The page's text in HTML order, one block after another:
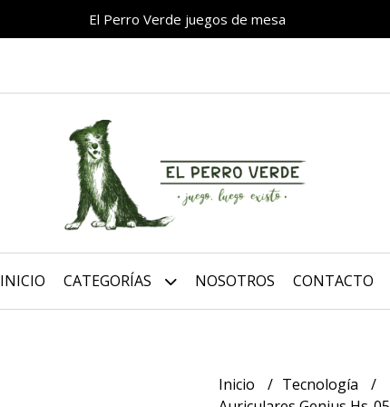
El Perro Verde juegos de mesa
INICIO CATEGORÍAS NOSOTROS CONTACTO
Inicio
Tecnología